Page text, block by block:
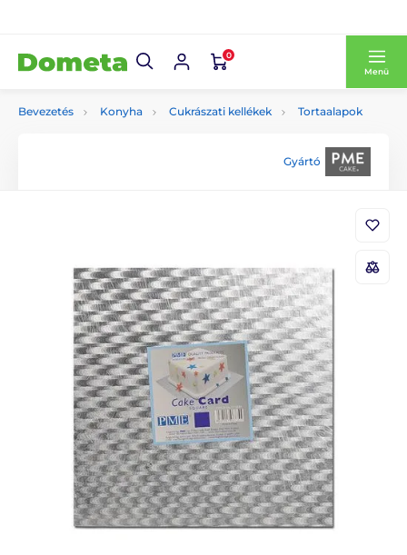
0
Menü
Bevezetés Konyha Cukrászati kellékek Tortaalapok
Gyártó